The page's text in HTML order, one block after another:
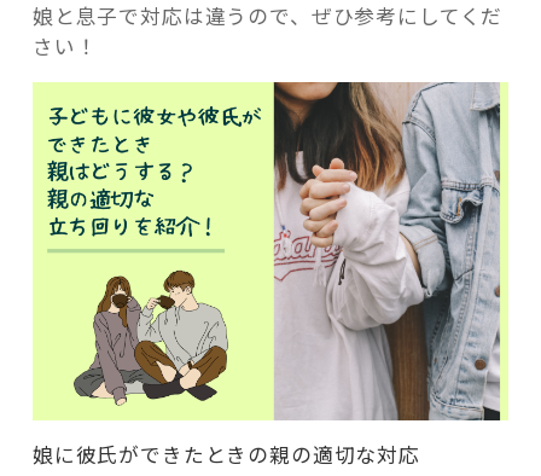
娘と息子で対応は違うので、ぜひ参考にしてくだ
さい！
娘に彼氏ができたときの親の適切な対応